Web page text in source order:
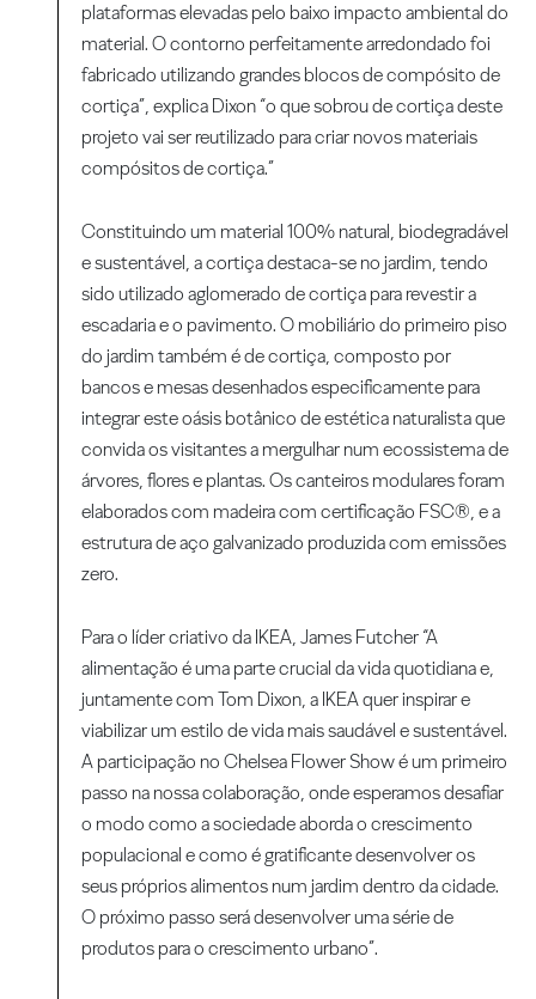
plataformas elevadas pelo baixo impacto ambiental do
material. O contorno perfeitamente arredondado foi
fabricado utilizando grandes blocos de compósito de
cortiça”, explica Dixon “o que sobrou de cortiça deste
projeto vai ser reutilizado para criar novos materiais
compósitos de cortiça.”
Constituindo um material 100% natural, biodegradável
e sustentável, a cortiça destaca-se no jardim, tendo
sido utilizado aglomerado de cortiça para revestir a
escadaria e o pavimento. O mobiliário do primeiro piso
do jardim também é de cortiça, composto por
bancos e mesas desenhados especificamente para
integrar este oásis botânico de estética naturalista que
convida os visitantes a mergulhar num ecossistema de
árvores, flores e plantas. Os canteiros modulares foram
elaborados com madeira com certificação FSC®, e a
estrutura de aço galvanizado produzida com emissões
zero.
Para o líder criativo da IKEA, James Futcher “A
alimentação é uma parte crucial da vida quotidiana e,
juntamente com Tom Dixon, a IKEA quer inspirar e
viabilizar um estilo de vida mais saudável e sustentável.
A participação no Chelsea Flower Show é um primeiro
passo na nossa colaboração, onde esperamos desafiar
o modo como a sociedade aborda o crescimento
populacional e como é gratificante desenvolver os
seus próprios alimentos num jardim dentro da cidade.
O próximo passo será desenvolver uma série de
produtos para o crescimento urbano”.